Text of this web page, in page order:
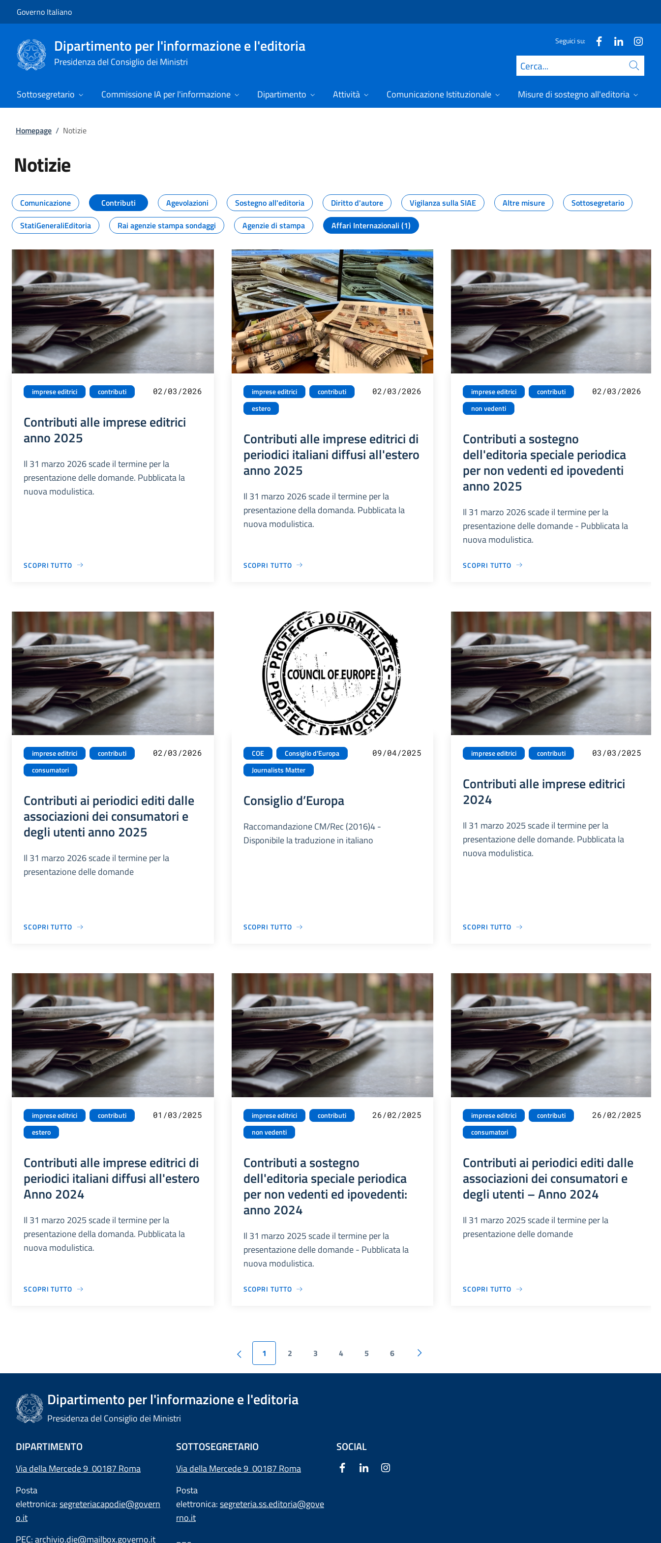
Governo Italiano
Dipartimento per l'informazione e l'editoria
Presidenza del Consiglio dei Ministri
Seguici su:
Cerca
Sottosegretario Commissione IA per l'informazione Dipartimento Attività Comunicazione Istituzionale Misure di sostegno all'editoria
Homepage / Notizie
Notizie
Tutti i contenuti della pagina Notizie
Comunicazione Contributi Agevolazioni Sostegno all'editoria Diritto d'autore Vigilanza sulla SIAE Altre misure
Sottosegretario
StatiGeneraliEditoria
Rai agenzie stampa sondaggi Agenzie di stampa Affari Internazionali (1)
imprese editrici contributi 02/03/2026
Contributi alle imprese editrici
anno 2025
Il 31 marzo 2026 scade il termine per la
presentazione delle domande. Pubblicata la
nuova modulistica.
SCOPRI TUTTO
imprese editrici
contributi
estero
02/03/2026
Contributi alle imprese editrici di
periodici italiani diffusi all'estero
anno 2025
Il 31 marzo 2026 scade il termine per la
presentazione della domanda. Pubblicata la
nuova modulistica.
SCOPRI TUTTO
imprese editrici
contributi
non vedenti
02/03/2026
Contributi a sostegno
dell'editoria speciale periodica
per non vedenti ed ipovedenti
anno 2025
Il 31 marzo 2026 scade il termine per la
presentazione delle domande - Pubblicata la
nuova modulistica.
SCOPRI TUTTO
imprese editrici
contributi
consumatori
02/03/2026
Contributi ai periodici editi dalle
associazioni dei consumatori e
degli utenti anno 2025
Il 31 marzo 2026 scade il termine per la
presentazione delle domande
SCOPRI TUTTO
COE
Consiglio d'Europa
Journalists Matter
09/04/2025
Consiglio d’Europa
Raccomandazione CM/Rec (2016)4 -
Disponibile la traduzione in italiano
SCOPRI TUTTO
imprese editrici contributi 03/03/2025
Contributi alle imprese editrici
2024
Il 31 marzo 2025 scade il termine per la
presentazione delle domande. Pubblicata la
nuova modulistica.
SCOPRI TUTTO
imprese editrici
contributi
estero
01/03/2025
Contributi alle imprese editrici di
periodici italiani diffusi all'estero
Anno 2024
Il 31 marzo 2025 scade il termine per la
presentazione della domanda. Pubblicata la
nuova modulistica.
SCOPRI TUTTO
imprese editrici
contributi
non vedenti
26/02/2025
Contributi a sostegno
dell'editoria speciale periodica
per non vedenti ed ipovedenti:
anno 2024
Il 31 marzo 2025 scade il termine per la
presentazione delle domande - Pubblicata la
nuova modulistica.
SCOPRI TUTTO
imprese editrici
contributi
consumatori
26/02/2025
Contributi ai periodici editi dalle
associazioni dei consumatori e
degli utenti – Anno 2024
Il 31 marzo 2025 scade il termine per la
presentazione delle domande
SCOPRI TUTTO
1 2 3 4 5 6
Dipartimento per l'informazione e l'editoria
Presidenza del Consiglio dei Ministri
DIPARTIMENTO
Via della Mercede 9 00187 Roma
Posta
elettronica:segreteriacapodie@govern
o.it
PEC:archivio.die@mailbox.governo.it
SOTTOSEGRETARIO
Via della Mercede 9 00187 Roma
Posta
elettronica:segreteria.ss.editoria@gove
rno.it
SOCIAL